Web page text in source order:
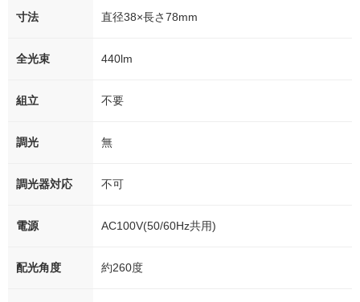
寸法 直径38×長さ78mm
全光束 440lm
組立 不要
調光 無
調光器対応 不可
電源 AC100V(50/60Hz共用)
配光角度 約260度